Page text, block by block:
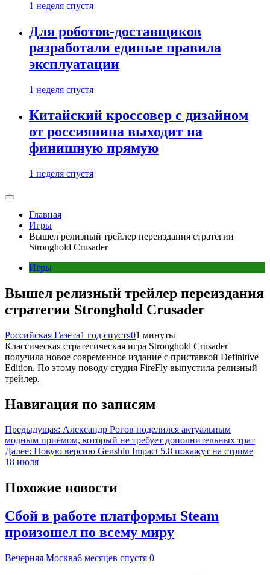
1 неделя спустя
Для роботов-доставщиков
разработали единые правила
эксплуатации
1 неделя спустя
Китайский кроссовер с дизайном
от россиянина выходит на
финишную прямую
1 неделя спустя
Главная
Игры
Вышел релизный трейлер переиздания стратегии
Stronghold Crusader
Игры
Вышел релизный трейлер переиздания
стратегии Stronghold Crusader
Российская Газета1 год спустя01 минуты
Классическая стратегическая игра Stronghold Crusader
получила новое современное издание с приставкой Definitive
Edition. По этому поводу студия FireFly выпустила релизный
трейлер.
Навигация по записям
Предыдущая: Александр Рогов поделился актуальным
модным приёмом, который не требует дополнительных трат
Далее: Новую версию Genshin Impact 5.8 покажут на стриме
18 июля
Похожие новости
Сбой в работе платформы Steam
произошел по всему миру
Вечерняя Москва6 месяцев спустя 0